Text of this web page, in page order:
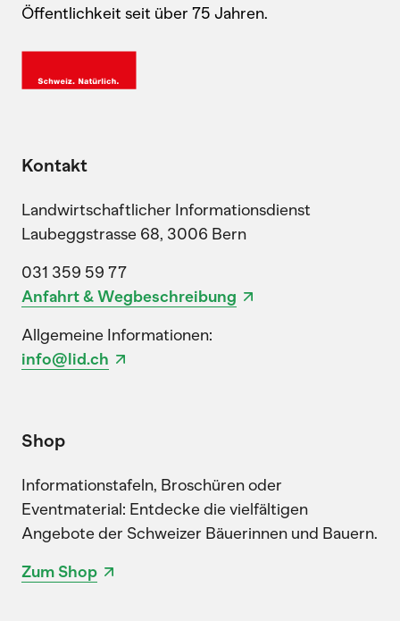
Öffentlichkeit seit über 75 Jahren.
Kontakt
Landwirtschaftlicher Informationsdienst
Laubeggstrasse 68, 3006 Bern
031 359 59 77
Anfahrt & Wegbeschreibung
Allgemeine Informationen:
info@lid.ch
Shop
Informationstafeln, Broschüren oder
Eventmaterial: Entdecke die vielfältigen
Angebote der Schweizer Bäuerinnen und Bauern.
Zum Shop